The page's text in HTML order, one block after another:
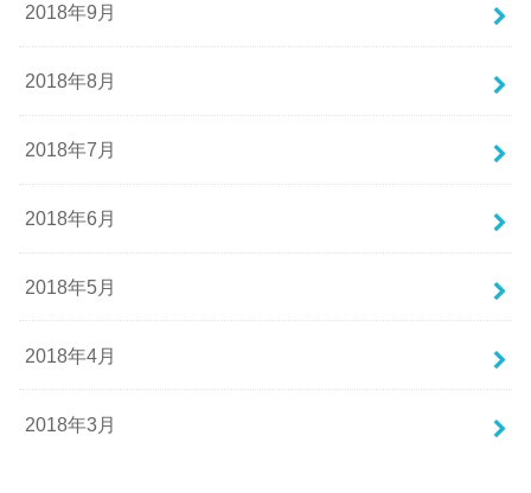
2018年9月
2018年8月
2018年7月
2018年6月
2018年5月
2018年4月
2018年3月